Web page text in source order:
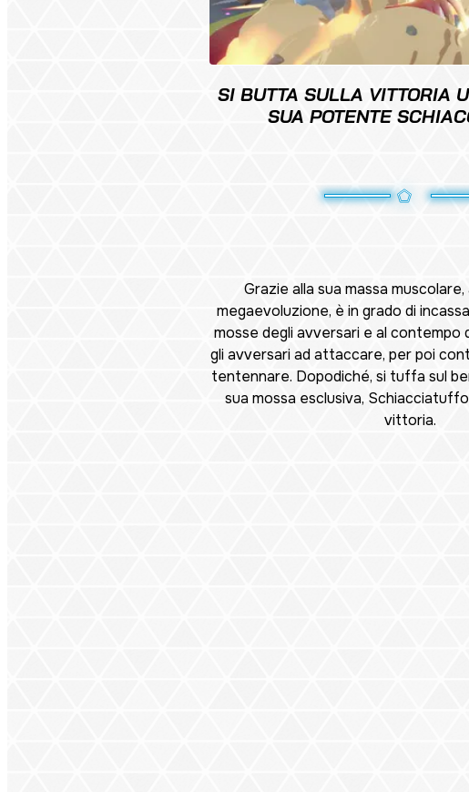
SI BUTTA SULLA VITTORIA
SUA POTENTE
Grazie alla sua massa
megaevoluzione, è in grado di
mosse degli avversari e al contempo
gli avversari ad attaccare, per poi
tentennare. Dopodiché, si tuffa sul
sua mossa esclusiva,
vittoria.